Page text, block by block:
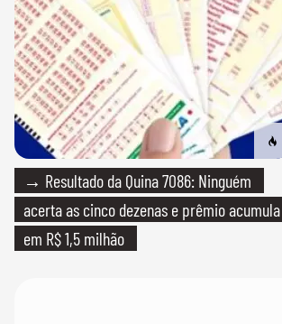
→ Resultado da Quina 7086: Ninguém
acerta as cinco dezenas e prêmio acumula
em R$ 1,5 milhão